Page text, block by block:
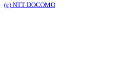
(c) NTT DOCOMO